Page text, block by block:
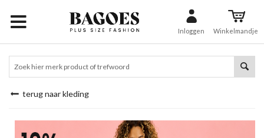
Inloggen Winkelmandje
terug naar kleding